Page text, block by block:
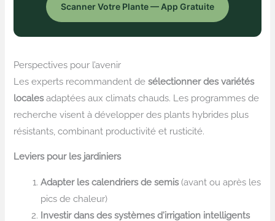
Scanner Votre Plante — App Gratuite
Perspectives pour l’avenir
Les experts recommandent desélectionner des variétés
localesadaptées aux climats chauds. Les programmes de
recherche visent à développer des plants hybrides plus
résistants, combinant productivité et rusticité.
Leviers pour les jardiniers
Adapter les calendriers de semis(avant ou après les
pics de chaleur)
Investir dans des systèmes d’irrigation intelligents